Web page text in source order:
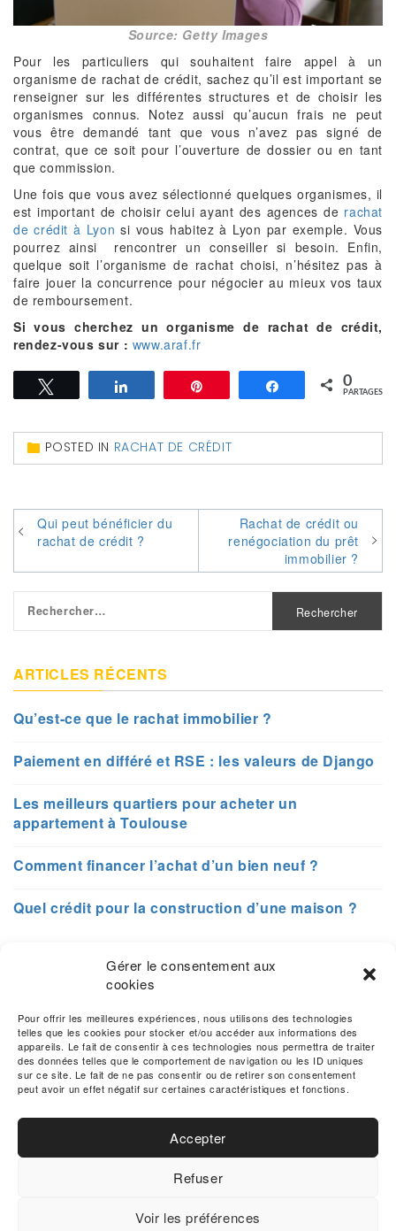
Gérer le consentement aux
cookies
Pour offrir les meilleures expériences, nous utilisons des technologies
telles que les cookies pour stocker et/ou accéder aux informations des
appareils. Le fait de consentir à ces technologies nous permettra de traiter
des données telles que le comportement de navigation ou les ID uniques
sur ce site. Le fait de ne pas consentir ou de retirer son consentement
peut avoir un effet négatif sur certaines caractéristiques et fonctions.
Accepter
Refuser
Voir les préférences
Source: Getty Images
Pour les particuliers qui souhaitent faire appel à un
organisme de rachat de crédit, sachez qu’il est important se
renseigner sur les différentes structures et de choisir les
organismes connus. Notez aussi qu’aucun frais ne peut
vous être demandé tant que vous n’avez pas signé de
contrat, que ce soit pour l’ouverture de dossier ou en tant
que commission.
Une fois que vous avez sélectionné quelques organismes, il
est important de choisir celui ayant des agences de rachat
de crédit à Lyon si vous habitez à Lyon par exemple. Vous
pourrez ainsi rencontrer un conseiller si besoin. Enfin,
quelque soit l’organisme de rachat choisi, n’hésitez pas à
faire jouer la concurrence pour négocier au mieux vos taux
de remboursement.
Si vous cherchez un organisme de rachat de crédit,
rendez-vous sur : www.araf.fr
Partagez 0
PARTAGES
POSTED IN RACHAT DE CRÉDIT
Navigation
de
l’article
Qui peut bénéficier du
rachat de crédit ?
Rachat de crédit ou
renégociation du prêt
immobilier ?
ARTICLES RÉCENTS
Qu’est-ce que le rachat immobilier ?
Paiement en différé et RSE : les valeurs de Django
Les meilleurs quartiers pour acheter un
appartement à Toulouse
Comment financer l’achat d’un bien neuf ?
Quel crédit pour la construction d’une maison ?
PRÉSENTATION
Vous avez besoin d’informations sur le rachat de
crédits et les démarches à faire? Tauxrachatcredit.fr
vous proposes de conseils et des fiches pratiques
pour comprendre la transaction de rachat de crédits et
les avantages qui peuvent en découler.